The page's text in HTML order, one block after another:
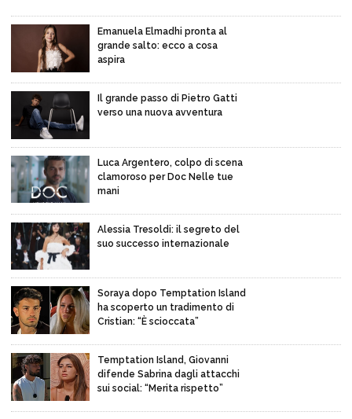
Emanuela Elmadhi pronta al
grande salto: ecco a cosa
aspira
Il grande passo di Pietro Gatti
verso una nuova avventura
Luca Argentero, colpo di scena
clamoroso per Doc Nelle tue
mani
Alessia Tresoldi: il segreto del
suo successo internazionale
Soraya dopo Temptation Island
ha scoperto un tradimento di
Cristian: “È scioccata”
Temptation Island, Giovanni
difende Sabrina dagli attacchi
sui social: “Merita rispetto”